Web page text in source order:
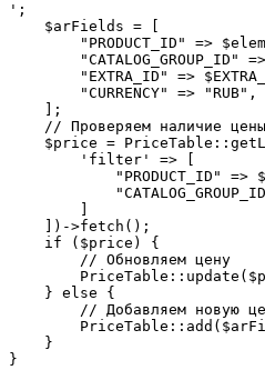
';
    $arFields = [
"PRODUCT_ID" =>
"CATALOG_GROUP_ID"
"EXTRA_ID" =>
        "CURRENCY" => "RUB",
    ];
    // Проверяем наличие цены
$price =
        'filter' => [
"PRODUCT_ID" =>
    ])->fetch();
    if ($price) {
        // Обновляем цену
    } else {
// Добавляем новую
    }
}